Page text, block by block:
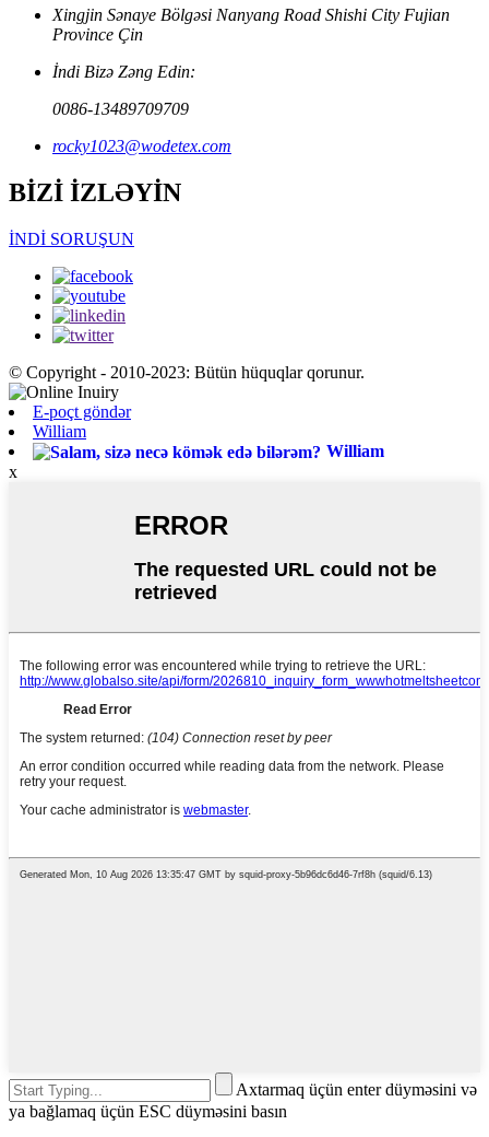
Xingjin Sənaye Bölgəsi Nanyang Road Shishi City Fujian
Province Çin
İndi Bizə Zəng Edin:
0086-13489709709
rocky1023@wodetex.com
BİZİ İZLƏYİN
İNDİ SORUŞUN
© Copyright - 2010-2023: Bütün hüquqlar qorunur.
E-poçt göndər
William
William
x
Axtarmaq üçün enter düyməsini və
ya bağlamaq üçün ESC düyməsini basın